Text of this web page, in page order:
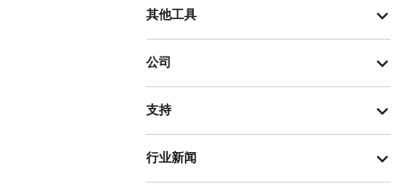
其他工具
公司
支持
行业新闻